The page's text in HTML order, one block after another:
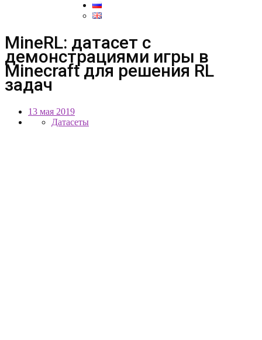
MineRL: датасет с
демонстрациями игры в
Minecraft для решения RL
задач
13 мая 2019
Датасеты